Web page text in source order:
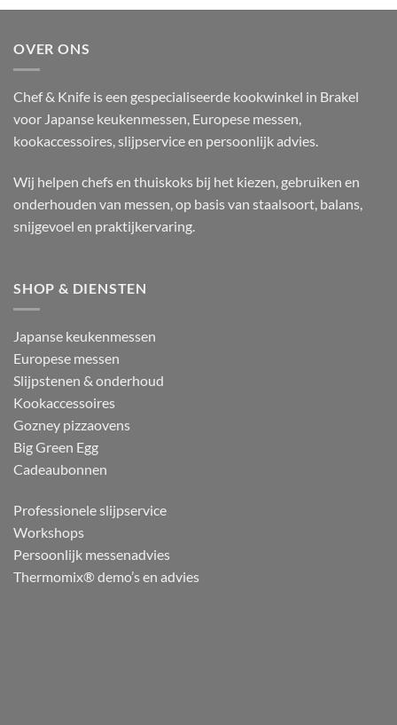
steak
OVER ONS
Chef & Knife is een gespecialiseerde kookwinkel in Brakel
voor Japanse keukenmessen, Europese messen,
kookaccessoires, slijpservice en persoonlijk advies.
Wij helpen chefs en thuiskoks bij het kiezen, gebruiken en
onderhouden van messen, op basis van staalsoort, balans,
snijgevoel en praktijkervaring.
SHOP & DIENSTEN
Japanse keukenmessen
Europese messen
Slijpstenen & onderhoud
Kookaccessoires
Gozney pizzaovens
Big Green Egg
Cadeaubonnen
Professionele slijpservice
Workshops
Persoonlijk messenadvies
Thermomix® demo’s en advies